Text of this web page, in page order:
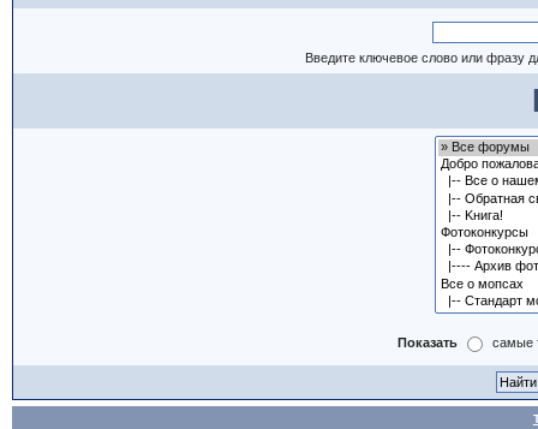
Введите ключевое слово или фразу
Показать самые